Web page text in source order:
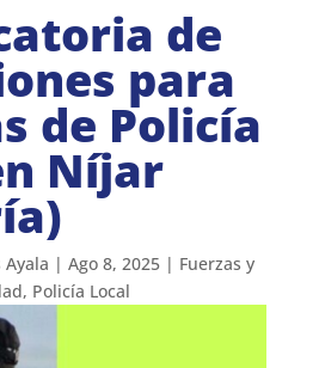
de
para
de Policía
Níjar
Ayala |Ago 8, 2025 | Fuerzas y
, Policía Local